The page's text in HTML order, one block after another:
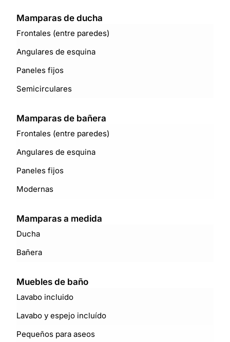
Mamparas de ducha
Frontales (entre paredes)
Angulares de esquina
Paneles fijos
Semicirculares
Mamparas de bañera
Frontales (entre paredes)
Angulares de esquina
Paneles fijos
Modernas
Mamparas a medida
Ducha
Bañera
Muebles de baño
Lavabo incluido
Lavabo y espejo incluído
Pequeños para aseos